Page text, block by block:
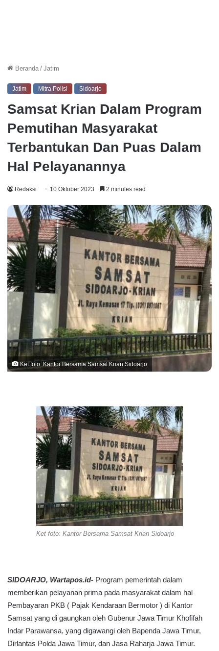
Beranda / Jatim
Jatim Mitra Polisi Sidoarjo
Samsat Krian Dalam Program
Pemutihan Masyarakat
Terbantukan Dan Puas Dalam
Hal Pelayanannya
Redaksi 10 Oktober 2023 2 minutes read
Ket foto: Kantor Bersama Samsat Krian Sidoarjo
Ket foto: Kantor Bersama Samsat Krian Sidoarjo
SIDOARJO, Wartapos.id- Program pemerintah dalam
memberikan pelayanan prima pada masyarakat dalam hal
Pembayaran PKB ( Pajak Kendaraan Bermotor ) di Kantor
Samsat yang di gaungkan oleh Gubenur Jawa Timur Khofifah
Indar Parawansa, yang digawangi oleh Bapenda Jawa Timur,
Dirlantas Polda Jawa Timur, dan Jasa Raharja Jawa Timur.